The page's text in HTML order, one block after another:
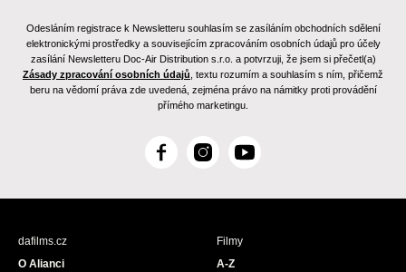
Odesláním registrace k Newsletteru souhlasím se zasíláním obchodních sdělení
elektronickými prostředky a souvisejícím zpracováním osobních údajů pro účely
zasílání Newsletteru Doc-Air Distribution s.r.o. a potvrzuji, že jsem si přečetl(a)
Zásady zpracování osobních údajů , textu rozumím a souhlasím s ním, přičemž
beru na vědomí práva zde uvedená, zejména právo na námitky proti provádění
přímého marketingu.
F
c
I
s
Y
u
dafilms.cz
O Alianci
Filmy
A-Z